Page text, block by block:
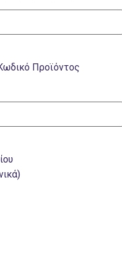
Προϊόντος